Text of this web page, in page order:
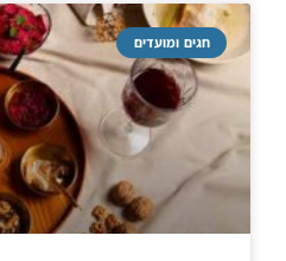
חגים ומועדים